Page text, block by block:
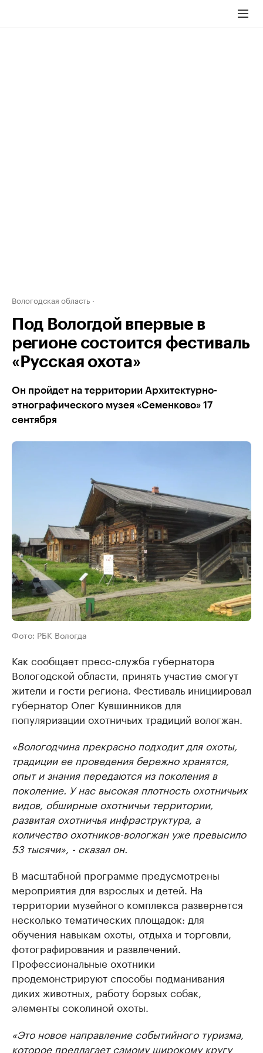
Вологодская область
Под Вологдой впервые в
регионе состоится фестиваль
«Русская охота»
Он пройдет на территории Архитектурно-
этнографического музея «Семенково» 17
сентября
Фото: РБК Вологда
Как сообщает пресс-служба губернатора
Вологодской области, принять участие смогут
жители и гости региона. Фестиваль инициировал
губернатор Олег Кувшинников для
популяризации охотничьих традиций вологжан.
«Вологодчина прекрасно подходит для охоты,
традиции ее проведения бережно хранятся,
опыт и знания передаются из поколения в
поколение. У нас высокая плотность охотничьих
видов, обширные охотничьи территории,
развитая охотничья инфраструктура, а
количество охотников-вологжан уже превысило
53 тысячи», - сказал он.
В масштабной программе предусмотрены
мероприятия для взрослых и детей. На
территории музейного комплекса развернется
несколько тематических площадок: для
обучения навыкам охоты, отдыха и торговли,
фотографирования и развлечений.
Профессиональные охотники
продемонстрируют способы подманивания
диких животных, работу борзых собак,
элементы соколиной охоты.
«Это новое направление событийного туризма,
которое предлагает самому широкому кругу